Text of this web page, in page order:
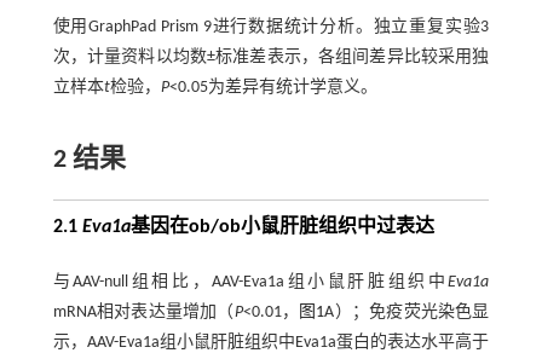
使用GraphPad Prism 9进行数据统计分析。独立重复实验3
次，计量资料以均数±标准差表示，各组间差异比较采用独
立样本t检验， P<0.05为差异有统计学意义。
2 结果
2.1 Eva1a基因在ob/ob小鼠肝脏组织中过表达
与AAV-null组相比，AAV-Eva1a组小鼠肝脏组织中Eva1a
mRNA相对表达量增加（ P<0.01， 图1A）；免疫荧光染色显
示，AAV-Eva1a组小鼠肝脏组织中Eva1a蛋白的表达水平高于